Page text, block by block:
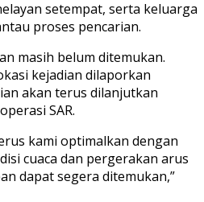
setempat, serta keluarga
proses pencarian.
masih belum ditemukan.
kejadian dilaporkan
akan terus dilanjutkan
SAR.
kami optimalkan dengan
cuaca dan pergerakan arus
dapat segera ditemukan,”